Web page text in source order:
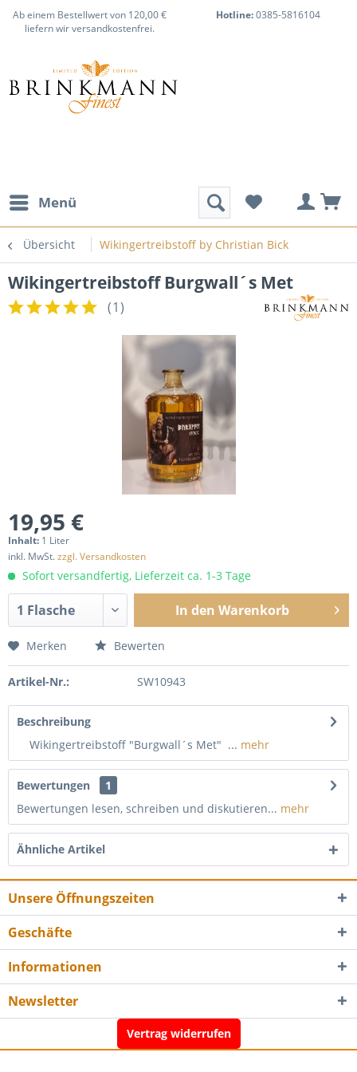
Ab einem Bestellwert von 120,00 €
liefern wir versandkostenfrei.
Hotline:0385-5816104
Menü
Übersicht Wikingertreibstoff by Christian Bick
Wikingertreibstoff Burgwall´s Met
(1)
19,95 €
Inhalt: 1 Liter
inkl. MwSt.zzgl. Versandkosten
Sofort versandfertig, Lieferzeit ca. 1-3 Tage
In den Warenkorb
Merken Bewerten
Artikel-Nr.: SW10943
Beschreibung
Wikingertreibstoff "Burgwall´s Met" ... mehr
Bewertungen
1
Bewertungen lesen, schreiben und diskutieren... mehr
Ähnliche Artikel
Unsere Öffnungszeiten
Geschäfte
Informationen
Newsletter
Vertrag widerrufen